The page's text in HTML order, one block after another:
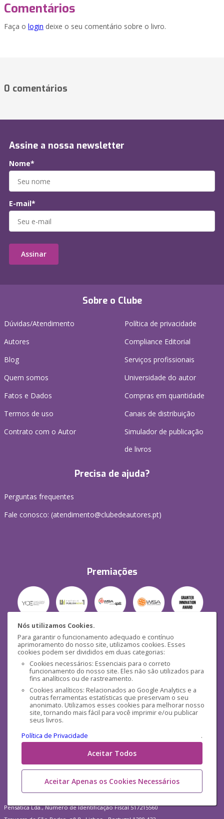
Nós utilizamos Cookies.
Para garantir o funcionamento adequado e contínuo
aprimoramento do nosso site, utilizamos cookies. Esses
cookies podem ser divididos em duas categorias:
Cookies necessários: Essenciais para o correto
funcionamento do nosso site. Eles não são utilizados para
fins analíticos ou de rastreamento.
Cookies analíticos: Relacionados ao Google Analytics e a
outras ferramentas estatísticas que preservam o seu
anonimato. Utilizamos esses cookies para melhorar nosso
site, tornando mais fácil para você imprimir e/ou publicar
seus livros.
Política de Privacidade
.
Aceitar Todos
Aceitar Apenas os Cookies Necessários
Comentários
Faça o login deixe o seu comentário sobre o livro.
0 comentários
Sobre o Clube
Dúvidas/Atendimento
Autores
Blog
Quem somos
Fatos e Dados
Termos de uso
Contrato com o Autor
Política de privacidade
Compliance Editorial
Serviços profissionais
Universidade do autor
Compras em quantidade
Canais de distribuição
Simulador de publicação
de livros
Precisa de ajuda?
Perguntas frequentes
Fale conosco: (atendimento@clubedeautores.pt)
Premiações
Segurança
Mídias Sociais
Assine a nossa newsletter
Nome*
E-mail*
Assinar
Pensática Lda., Número de Identificação Fiscal 517215560